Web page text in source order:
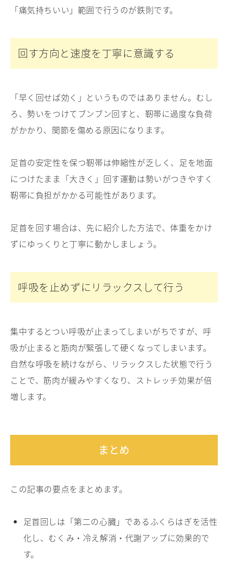
「痛気持ちいい」範囲で行うのが鉄則です。
回す方向と速度を丁寧に意識する
「早く回せば効く」というものではありません。むし
ろ、勢いをつけてブンブン回すと、靭帯に過度な負荷
がかかり、関節を傷める原因になります。
足首の安定性を保つ靭帯は伸縮性が乏しく、足を地面
につけたまま「大きく」回す運動は勢いがつきやすく
靭帯に負担がかかる可能性があります。
足首を回す場合は、先に紹介した方法で、体重をかけ
ずにゆっくりと丁寧に動かしましょう。
呼吸を止めずにリラックスして行う
集中するとつい呼吸が止まってしまいがちですが、呼
吸が止まると筋肉が緊張して硬くなってしまいます。
自然な呼吸を続けながら、リラックスした状態で行う
ことで、筋肉が緩みやすくなり、ストレッチ効果が倍
増します。
まとめ
この記事の要点をまとめます。
足首回しは「第二の心臓」であるふくらはぎを活性
化し、むくみ・冷え解消・代謝アップに効果的で
す。